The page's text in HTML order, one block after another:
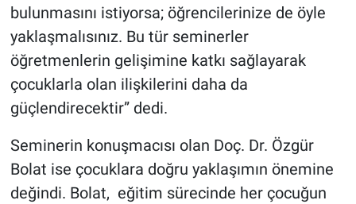
bulunmasını istiyorsa; öğrencilerinize de öyle
yaklaşmalısınız. Bu tür seminerler
öğretmenlerin gelişimine katkı sağlayarak
çocuklarla olan ilişkilerini daha da
güçlendirecektir” dedi.
Seminerin konuşmacısı olan Doç. Dr. Özgür
Bolat ise çocuklara doğru yaklaşımın önemine
değindi. Bolat, eğitim sürecinde her çocuğun